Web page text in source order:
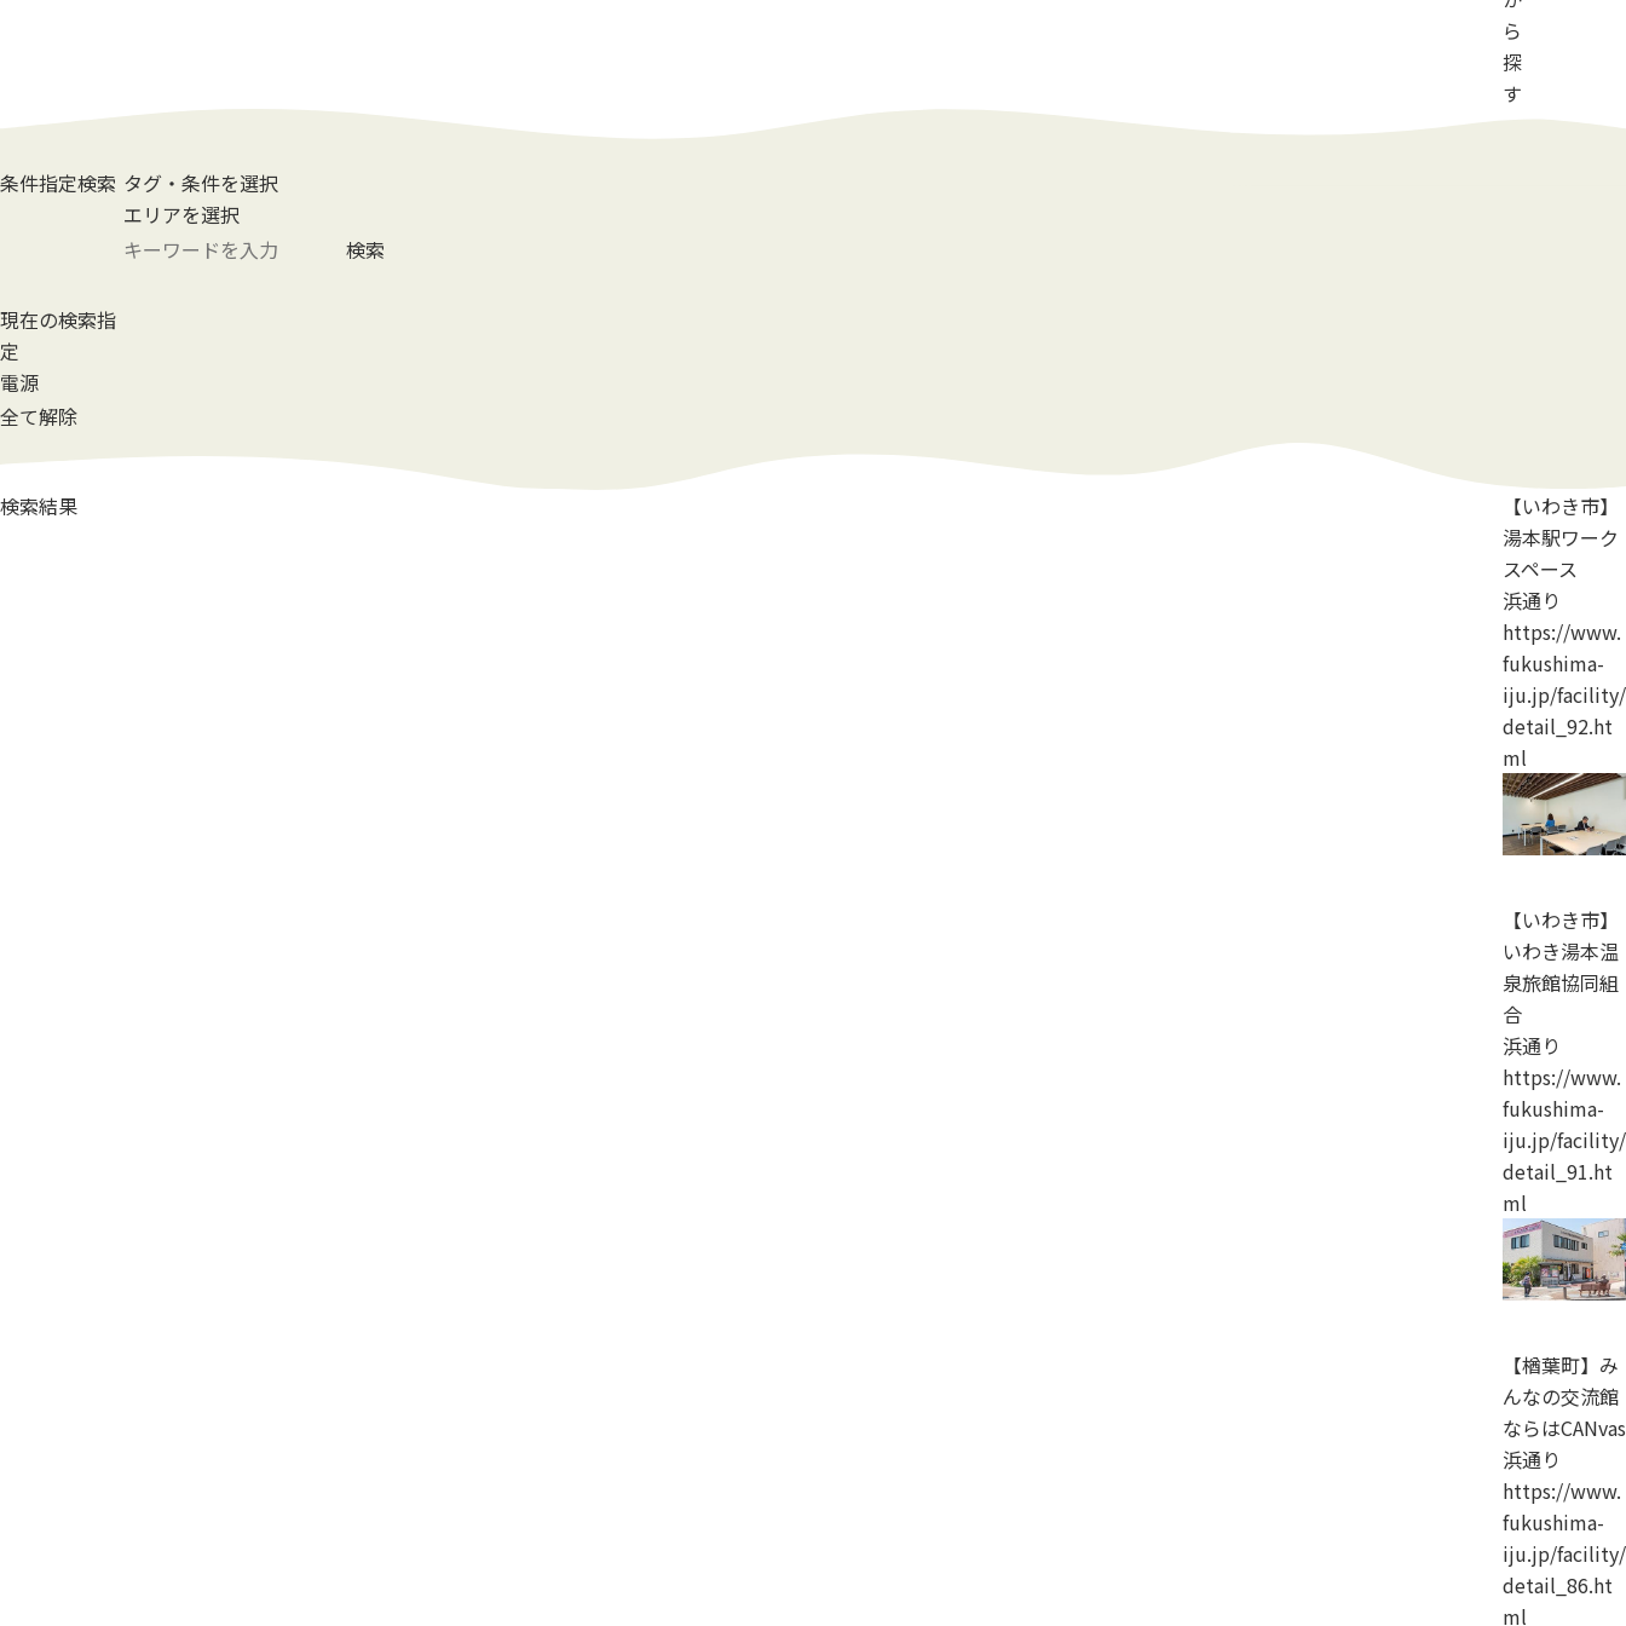
ら
探
す
条件指定検索 タグ・条件を選択
エリアを選択
検索
現在の検索指
定
電源
全て解除
検索結果
【いわき市】
湯本駅ワーク
スペース
浜通り
https://www.
fukushima-
iju.jp/facility/
detail_92.ht
ml
【いわき市】
いわき湯本温
泉旅館協同組
合
浜通り
https://www.
fukushima-
iju.jp/facility/
detail_91.ht
ml
【楢葉町】み
んなの交流館
ならはCANvas
浜通り
https://www.
fukushima-
iju.jp/facility/
detail_86.ht
ml